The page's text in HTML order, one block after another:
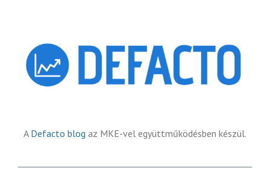
A Defacto blog az MKE-vel együttműködésben készül.